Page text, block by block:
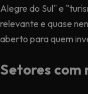
Alegre do Sul" e
relevante e quase
aberto para quem
Setores